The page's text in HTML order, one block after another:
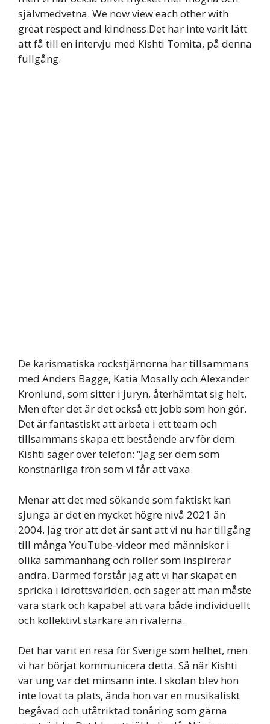
självmedvetna. We now view each other with
great respect and kindness.Det har inte varit lätt
att få till en intervju med Kishti Tomita, på denna
fullgång.
De karismatiska rockstjärnorna har tillsammans
med Anders Bagge, Katia Mosally och Alexander
Kronlund, som sitter i juryn, återhämtat sig helt.
Men efter det är det också ett jobb som hon gör.
Det är fantastiskt att arbeta i ett team och
tillsammans skapa ett bestående arv för dem.
Kishti säger över telefon: “Jag ser dem som
konstnärliga frön som vi får att växa.
Menar att det med sökande som faktiskt kan
sjunga är det en mycket högre nivå 2021 än
2004. Jag tror att det är sant att vi nu har tillgång
till många YouTube-videor med människor i
olika sammanhang och roller som inspirerar
andra. Därmed förstår jag att vi har skapat en
spricka i idrottsvärlden, och säger att man måste
vara stark och kapabel att vara både individuellt
och kollektivt starkare än rivalerna.
Det har varit en resa för Sverige som helhet, men
vi har börjat kommunicera detta. Så när Kishti
var ung var det minsann inte. I skolan blev hon
inte lovat ta plats, ända hon var en musikaliskt
begåvad och utåtriktad tonåring som gärna